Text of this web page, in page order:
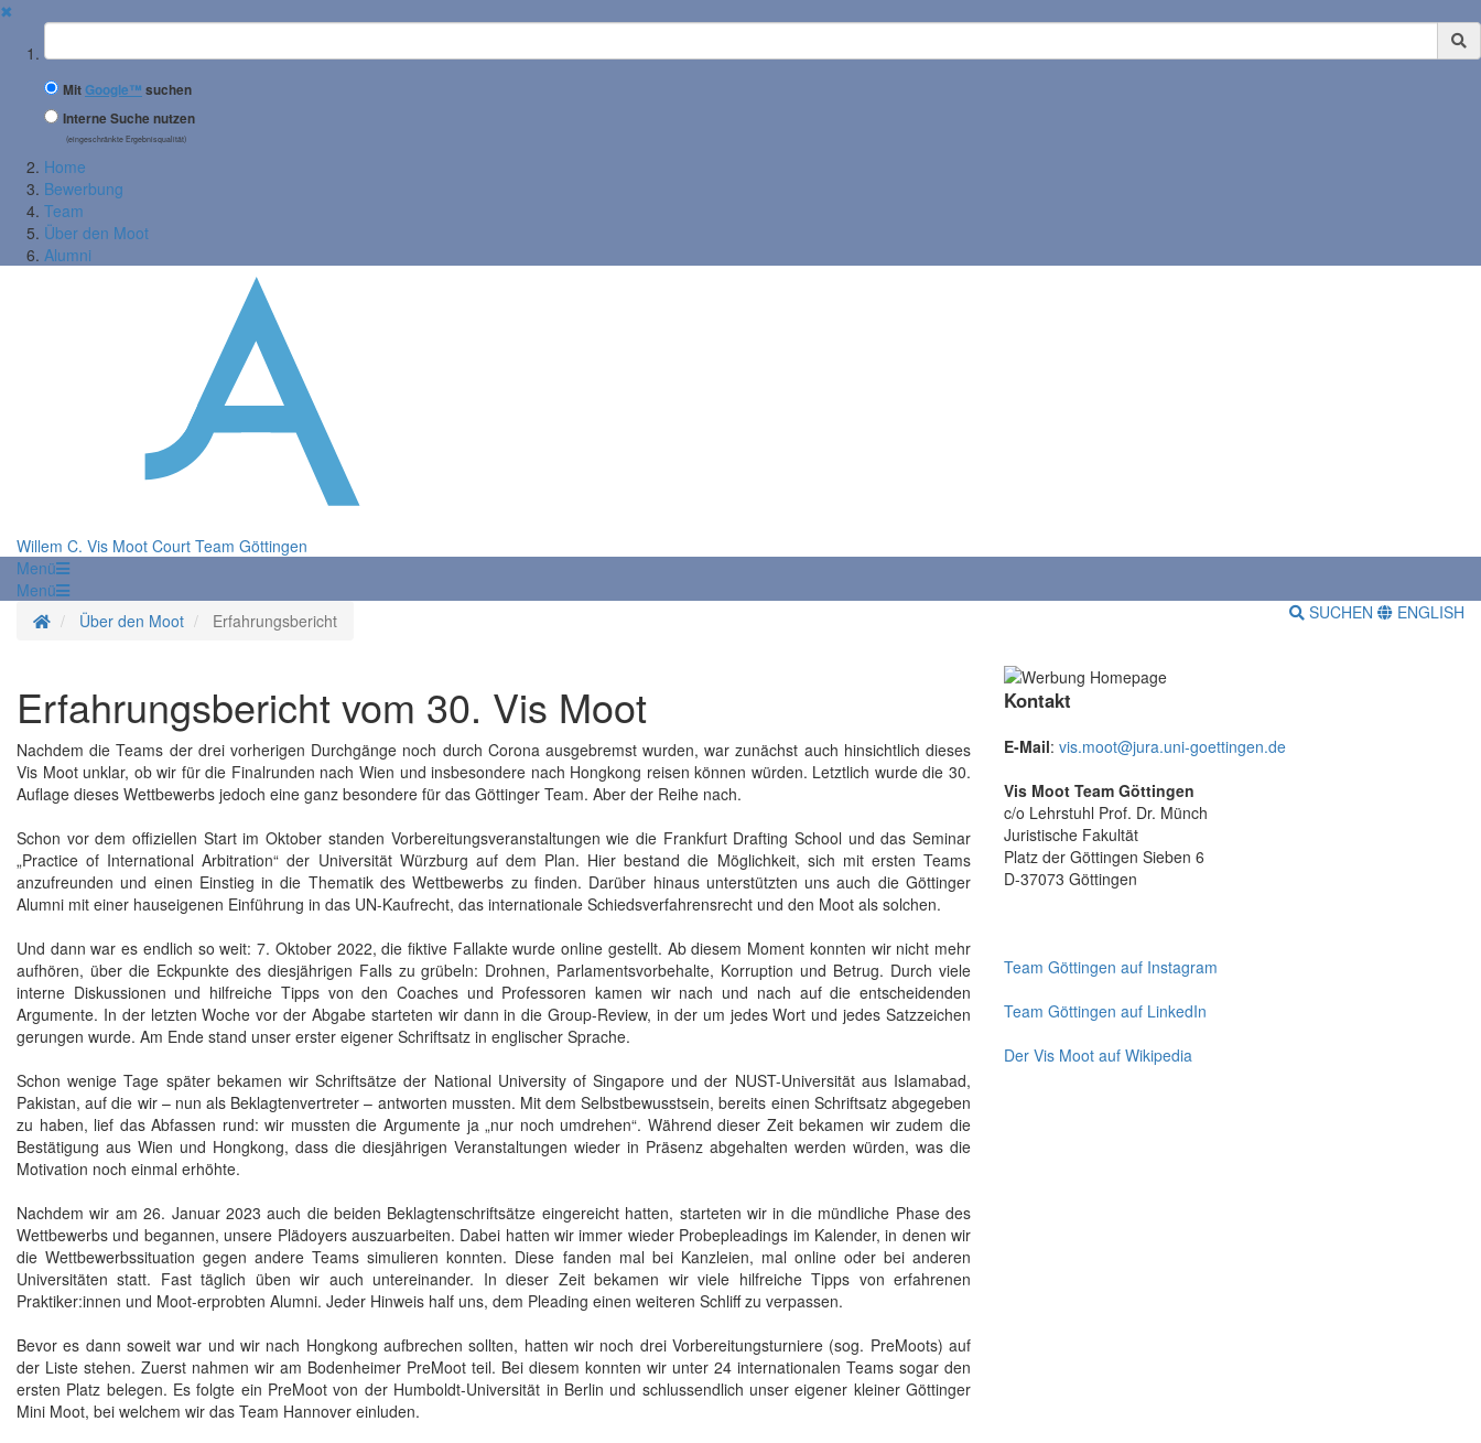
✖
Suchbegriff
MitGoogle™ suchen
Interne Suche nutzen
(eingeschränkte Ergebnisqualität)
Home
Bewerbung
Team
Über den Moot
Alumni
Willem C. Vis Moot Court Team Göttingen
Menü
Menü
StartseiteÜber den Moot Erfahrungsbericht SUCHEN ENGLISH
Erfahrungsbericht vom 30. Vis Moot
Nachdem die Teams der drei vorherigen Durchgänge noch durch Corona ausgebremst wurden, war zunächst auch hinsichtlich dieses
Vis Moot unklar, ob wir für die Finalrunden nach Wien und insbesondere nach Hongkong reisen können würden. Letztlich wurde die 30.
Auflage dieses Wettbewerbs jedoch eine ganz besondere für das Göttinger Team. Aber der Reihe nach.
Schon vor dem offiziellen Start im Oktober standen Vorbereitungsveranstaltungen wie die Frankfurt Drafting School und das Seminar
„Practice of International Arbitration“ der Universität Würzburg auf dem Plan. Hier bestand die Möglichkeit, sich mit ersten Teams
anzufreunden und einen Einstieg in die Thematik des Wettbewerbs zu finden. Darüber hinaus unterstützten uns auch die Göttinger
Alumni mit einer hauseigenen Einführung in das UN-Kaufrecht, das internationale Schiedsverfahrensrecht und den Moot als solchen.
Und dann war es endlich so weit: 7. Oktober 2022, die fiktive Fallakte wurde online gestellt. Ab diesem Moment konnten wir nicht mehr
aufhören, über die Eckpunkte des diesjährigen Falls zu grübeln: Drohnen, Parlamentsvorbehalte, Korruption und Betrug. Durch viele
interne Diskussionen und hilfreiche Tipps von den Coaches und Professoren kamen wir nach und nach auf die entscheidenden
Argumente. In der letzten Woche vor der Abgabe starteten wir dann in die Group-Review, in der um jedes Wort und jedes Satzzeichen
gerungen wurde. Am Ende stand unser erster eigener Schriftsatz in englischer Sprache.
Schon wenige Tage später bekamen wir Schriftsätze der National University of Singapore und der NUST-Universität aus Islamabad,
Pakistan, auf die wir – nun als Beklagtenvertreter – antworten mussten. Mit dem Selbstbewusstsein, bereits einen Schriftsatz abgegeben
zu haben, lief das Abfassen rund: wir mussten die Argumente ja „nur noch umdrehen“. Während dieser Zeit bekamen wir zudem die
Bestätigung aus Wien und Hongkong, dass die diesjährigen Veranstaltungen wieder in Präsenz abgehalten werden würden, was die
Motivation noch einmal erhöhte.
Nachdem wir am 26. Januar 2023 auch die beiden Beklagtenschriftsätze eingereicht hatten, starteten wir in die mündliche Phase des
Wettbewerbs und begannen, unsere Plädoyers auszuarbeiten. Dabei hatten wir immer wieder Probepleadings im Kalender, in denen wir
die Wettbewerbssituation gegen andere Teams simulieren konnten. Diese fanden mal bei Kanzleien, mal online oder bei anderen
Universitäten statt. Fast täglich üben wir auch untereinander. In dieser Zeit bekamen wir viele hilfreiche Tipps von erfahrenen
Praktiker:innen und Moot-erprobten Alumni. Jeder Hinweis half uns, dem Pleading einen weiteren Schliff zu verpassen.
Bevor es dann soweit war und wir nach Hongkong aufbrechen sollten, hatten wir noch drei Vorbereitungsturniere (sog. PreMoots) auf
der Liste stehen. Zuerst nahmen wir am Bodenheimer PreMoot teil. Bei diesem konnten wir unter 24 internationalen Teams sogar den
ersten Platz belegen. Es folgte ein PreMoot von der Humboldt-Universität in Berlin und schlussendlich unser eigener kleiner Göttinger
Mini Moot, bei welchem wir das Team Hannover einluden.
Kontakt
E-Mail: vis.moot@jura.uni-goettingen.de
Vis Moot Team Göttingen
c/o Lehrstuhl Prof. Dr. Münch
Juristische Fakultät
Platz der Göttingen Sieben 6
D-37073 Göttingen
Team Göttingen auf Instagram
Team Göttingen auf LinkedIn
Der Vis Moot auf Wikipedia